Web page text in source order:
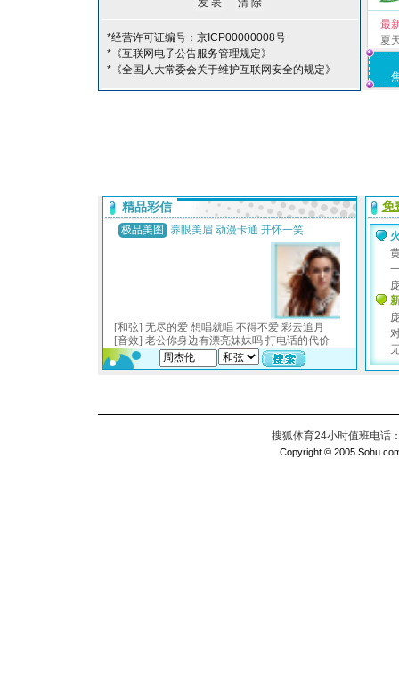
*经营许可证编号：京ICP00000008号
*《互联网电子公告服务管理规定》
*《全国人大常委会关于维护互联网安全的规定》
最
夏
搜狐体育24小时值班电话
Copyright © 2005